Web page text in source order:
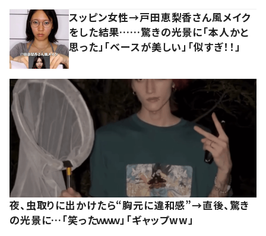
スッピン女性→戸田恵梨香さん風メイク
をした結果……驚きの光景に「本人かと
思った」「ベースが美しい」「似すぎ！！」
夜、虫取りに出かけたら“胸元に違和感”→直後、驚き
の光景に…「笑ったｗｗｗ」「ギャップww」